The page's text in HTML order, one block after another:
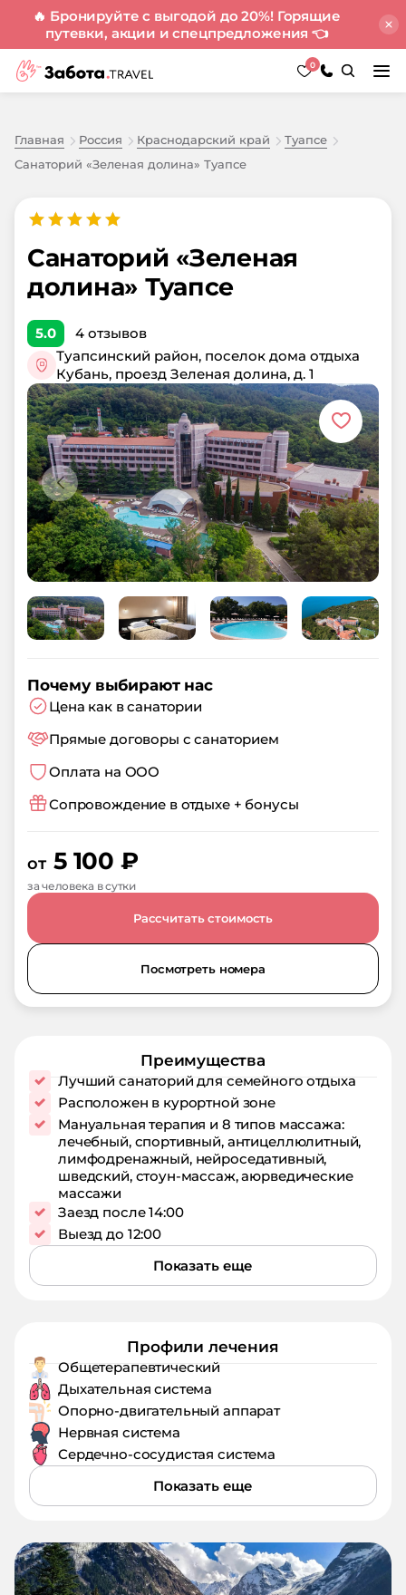
🔥 Бронируйте с выгодой до 20%! Горящие
путевки, акции и спецпредложения 👈
0
Главная Россия Краснодарский край
Туапсе
Санаторий «Зеленая долина» Туапсе
Санаторий «Зеленая
долина» Туапсе
5.0 4 отзывов
Туапсинский район, поселок дома отдыха
Кубань, проезд Зеленая долина, д. 1
Почему выбирают нас
Цена как в санатории
Прямые договоры с санаторием
Оплата на ООО
Сопровождение в отдыхе + бонусы
от 5 100 ₽
за человека в сутки
Рассчитать стоимость
Посмотреть номера
Преимущества
Лучший санаторий для семейного отдыха
Расположен в курортной зоне
Мануальная терапия и 8 типов массажа:
лечебный, спортивный, антицеллюлитный,
лимфодренажный, нейроседативный,
шведский, стоун-массаж, аюрведические
массажи
Заезд после 14:00
Выезд до 12:00
Показать еще
Профили лечения
Общетерапевтический
Дыхательная система
Опорно-двигательный аппарат
Нервная система
Сердечно-сосудистая система
Показать еще